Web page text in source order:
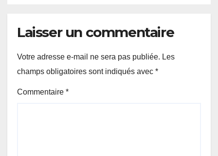
Laisser un commentaire
Votre adresse e-mail ne sera pas publiée. Les
champs obligatoires sont indiqués avec *
Commentaire *